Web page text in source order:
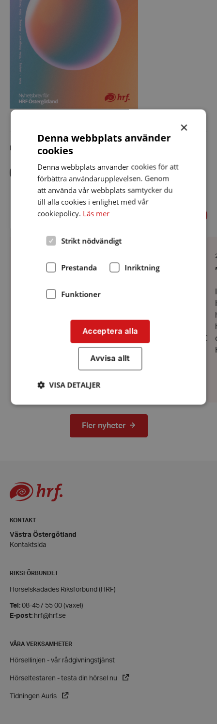
Dela artikeln i sociala medier
via
facebook
Dela
via
twitter
Dela
linkedin
Relaterade nyheter
Program för 2026
Aktiviteter första halvåret på Vättersol, Varamon
hem nedan (klicka på länken)
https://drive.google.com/file/d/
usp=sharing Notera också att medlemsavgiften
Fler nyheter
KONTAKT
Västra Östergötland
Kontaktsida
RIKSFÖRBUNDET
Hörselskadades Riksförbund (HRF)
Tel: 08-457 55 00 (växel)
E-post: hrf@hrf.se
VÅRA VERKSAMHETER
Hörsellinjen - vår rådgivningstjänst
Hörseltestaren - testa din hörsel nu
Tidningen Auris
×
Denna webbplats använder
cookies
Denna webbplats använder cookies för att
förbättra användarupplevelsen. Genom
att använda vår webbplats samtycker du
till alla cookies i enlighet med vår
cookiepolicy. Läs mer
Strikt nödvändigt
Prestanda Inriktning
Funktioner
Acceptera alla
Avvisa allt
VISA DETALJER
Strikt nödvändigt Prestanda
Funktioner
Namn
wordpress_test_cookie
Privacy Policy